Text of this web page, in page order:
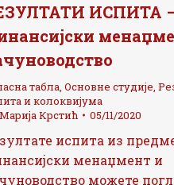
ИСПИТА
табла, Основне студије,
и колоквијума
Марија Крстић 05/11/2020
испита из
менаџмент и
можете